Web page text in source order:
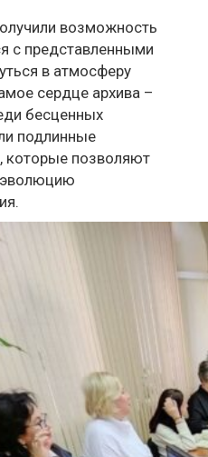
возможность
с представленными
в атмосферу
сердце архива –
бесценных
подлинные
которые позволяют
эволюцию